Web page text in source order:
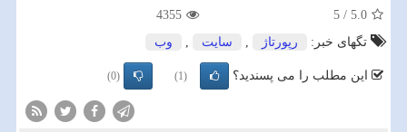
5.0
/
5
4355
تگهای خبر:
رپورتاژ , سایت , وب
این مطلب را می پسندید؟ (1)
(0)